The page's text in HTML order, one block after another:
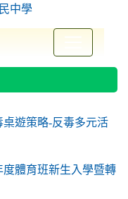
ryjh011/
遊策略-反毒多元活
體育班新生入學暨轉